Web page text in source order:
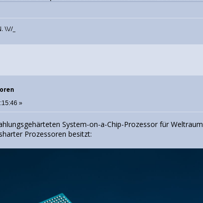
\\//_
»
System-on-a-Chip-Prozessor für
Prozessoren besitzt: